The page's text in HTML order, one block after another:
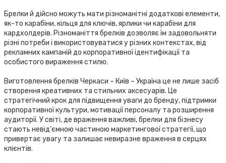
Брелки й дійсно можуть мати різноманітні додаткові елементи,
як-то карабіни, кільця для ключів, ярлики чи карабіни для
кардхолдерів. Різноманіття брелків дозволяє їм задовольняти
різні потреби і використовуватися у різних контекстах, від
рекламних кампаній до корпоративної ідентифікації та
особистого вираження стилю.
Виготовлення брелків Черкаси – Київ – Україна це не лише засіб
створення креативних та стильних аксесуарів. Це
стратегічний крок для підвищення уваги до бренду, підтримки
корпоративної культури, мотивації персоналу та розширення
аудиторії. У світі, де враження важливі, брелки для бізнесу
стають невід’ємною частиною маркетингової стратегії, що
привертає увагу та залишає невиразне враження в серцях
клієнтів.